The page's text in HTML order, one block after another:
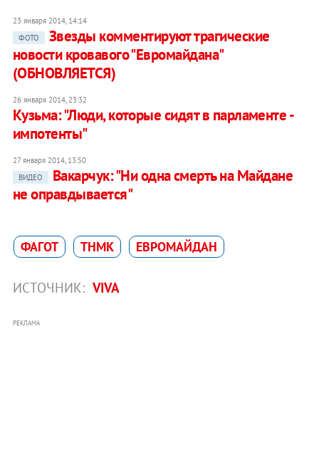
23 января 2014, 14:14
ФОТО
​Звезды комментируют трагические
новости кровавого "Евромайдана"
(ОБНОВЛЯЕТСЯ)
26 января 2014, 23:32
Кузьма: "Люди, которые сидят в парламенте -
импотенты"
27 января 2014, 13:50
ВИДЕО
Вакарчук: "Ни одна смерть на Майдане
не оправдывается"
ФАГОТ ТНМК ЕВРОМАЙДАН
ИСТОЧНИК: VIVA
РЕКЛАМА